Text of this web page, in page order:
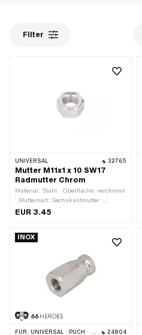
Filter
UNIVERSAL 32765
Mutter M11x1 x 10 SW17
Radmutter Chrom
Material: Stahl · Oberfläche: verchromt
· Mutternart: Sechskantmutter ·
Antrieb: Aussensechskant ·
Gewindeart: MF11x1 (Feingewinde) ·
EUR 3.45
INOX
FÜR: UNIVERSAL · PUCH · SACHS · ZÜNDAPP BELMONDO · CILO 24804